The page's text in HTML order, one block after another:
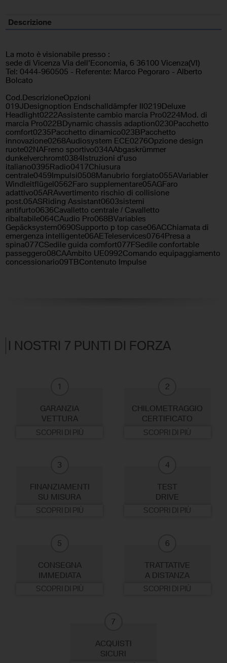
Descrizione
La moto è visionabile presso :
sede di Vicenza Via dell'Economia, 6 36100 Vicenza(VI)
Tel: 0444-960505 - Referente: Marco Pegoraro - Alberto
Bolcato
Cod.DescrizioneOpzioni
019JDesignoption Endschalldämpfer II0219Deluxe
Headlight0222Assistente cambio marcia Pro0224Mod. di
marcia Pro022BDynamic chassis adaption0230Pacchetto
comfort0235Pacchetto dinamico023BPacchetto
innovazione0268Audiosystem ECE0276Opzione design
ruote02NAFreno sportivo034AAbgaskrümmer
dunkelverchromt0384Istruzioni d'uso
italiano0395Radio0417Chiusura
centrale0459Impulsi0508Manubrio forgiato055AVariabler
Windleitflügel0562Faro supplementare05AGFaro
adattivo05ARAvvertimento rischio di collisione
post.05ASRiding Assistant0603sistemi
antifurto0636Cavalletto centrale / Cavalletto
ribaltabile064CAudio Pro068BVariables
Gepäcksystem0690Supporto p top case06ACChiamata di
emergenza intelligente06AETeleservices0764Presa a
spina077CSedile guida comfort077FSedile confortable
passeggero08CAAmbito UE0992Comando equipaggiamento
concessionario09TBContenuto Impulse
I NOSTRI 7 PUNTI DI FORZA
1
GARANZIA
VETTURA
SCOPRI DI PIÙ
2
CHILOMETRAGGIO
CERTIFICATO
SCOPRI DI PIÙ
3
FINANZIAMENTI
SU MISURA
SCOPRI DI PIÙ
4
TEST
DRIVE
SCOPRI DI PIÙ
5
CONSEGNA
IMMEDIATA
SCOPRI DI PIÙ
6
TRATTATIVE
A DISTANZA
SCOPRI DI PIÙ
7
ACQUISTI
SICURI